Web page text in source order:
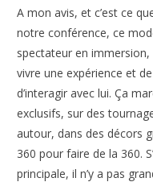
A mon avis, et c’est ce
notre conférence, ce
spectateur en
vivre une expérience et
d’interagir avec lui. Ça
exclusifs, sur des
autour, dans des décors
360 pour faire de la 360.
principale, il n’y a pas